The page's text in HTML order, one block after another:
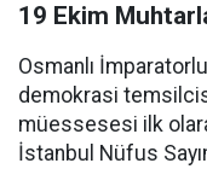
19 Ekim
Osmanlı
demokrasi
müessesesi ilk
İstanbul Nüfus